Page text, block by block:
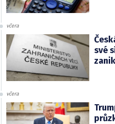
včera
své
včera